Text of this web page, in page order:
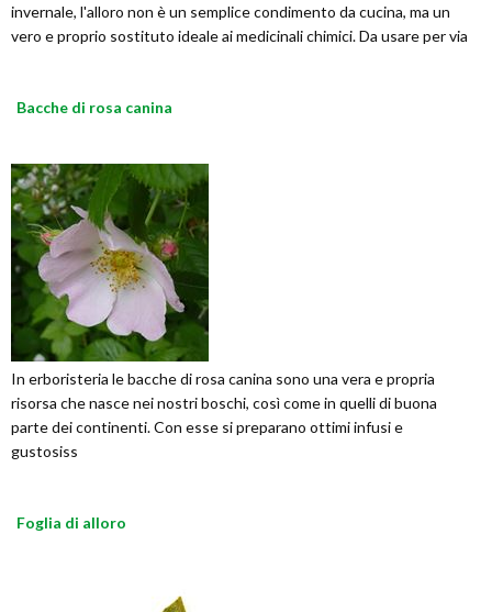
invernale, l'alloro non è un semplice condimento da cucina, ma un
vero e proprio sostituto ideale ai medicinali chimici. Da usare per via
Bacche di rosa canina
In erboristeria le bacche di rosa canina sono una vera e propria
risorsa che nasce nei nostri boschi, così come in quelli di buona
parte dei continenti. Con esse si preparano ottimi infusi e
gustosiss
Foglia di alloro